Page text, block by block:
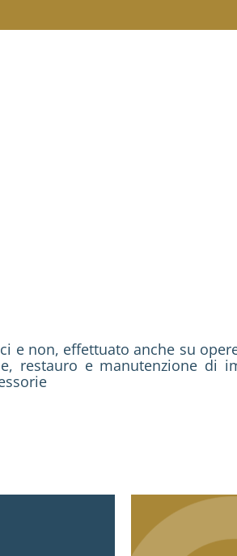
e non, effettuato anche su
restauro e manutenzione